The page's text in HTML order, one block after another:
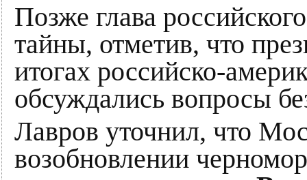
Позже глава
тайны, отметив, что
итогах российско-
обсуждались вопросы
Лавров уточнил, что
возобновлении